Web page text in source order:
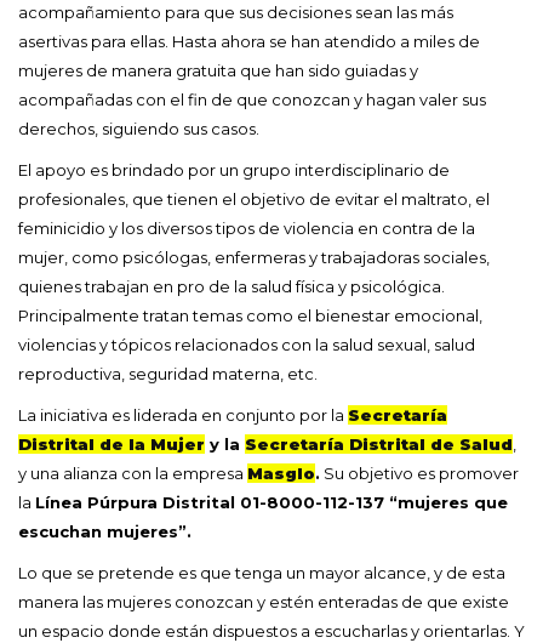
acompañamiento para que sus decisiones sean las más
asertivas para ellas. Hasta ahora se han atendido a miles de
mujeres de manera gratuita que han sido guiadas y
acompañadas con el fin de que conozcan y hagan valer sus
derechos, siguiendo sus casos.
El apoyo es brindado por un grupo interdisciplinario de
profesionales, que tienen el objetivo de evitar el maltrato, el
feminicidio y los diversos tipos de violencia en contra de la
mujer, como psicólogas, enfermeras y trabajadoras sociales,
quienes trabajan en pro de la salud física y psicológica.
Principalmente tratan temas como el bienestar emocional,
violencias y tópicos relacionados con la salud sexual, salud
reproductiva, seguridad materna, etc.
La iniciativa es liderada en conjunto por la Secretaría
Distrital de la Mujer y la Secretaría Distrital de Salud,
y una alianza con la empresa Masglo. Su objetivo es promover
la Línea Púrpura Distrital 01-8000-112-137 “mujeres que
escuchan mujeres”.
Lo que se pretende es que tenga un mayor alcance, y de esta
manera las mujeres conozcan y estén enteradas de que existe
un espacio donde están dispuestos a escucharlas y orientarlas. Y